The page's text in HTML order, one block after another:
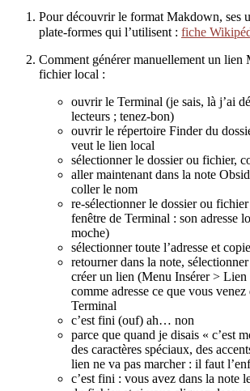
Pour découvrir le format Makdown, ses
plate-formes qui l’utilisent : fiche
Comment générer manuellement un lien
fichier local :
ouvrir le Terminal (je sais, là j’ai
lecteurs ; tenez-bon)
ouvrir le répertoire Finder du
veut le lien local
sélectionner le dossier ou fichier,
aller maintenant dans la note
coller le nom
re-sélectionner le dossier ou
fenêtre de Terminal : son adresse
moche)
sélectionner toute l’adresse et
retourner dans la note,
créer un lien (Menu Insérer >
comme adresse ce que vous
Terminal
c’est fini (ouf) ah… non
parce que quand je disais « c’est
des caractères spéciaux, des
lien ne va pas marcher : il faut
c’est fini : vous avez dans la note